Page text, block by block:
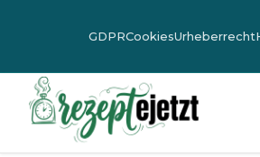
GDPRCookiesUrheberrecht